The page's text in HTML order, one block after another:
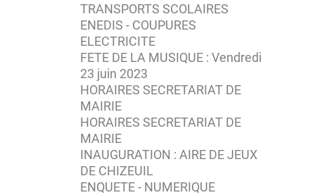
TRANSPORTS SCOLAIRES
ENEDIS - COUPURES
ELECTRICITE
FETE DE LA MUSIQUE : Vendredi
23 juin 2023
HORAIRES SECRETARIAT DE
MAIRIE
HORAIRES SECRETARIAT DE
MAIRIE
INAUGURATION : AIRE DE JEUX
DE CHIZEUIL
ENQUETE - NUMERIQUE